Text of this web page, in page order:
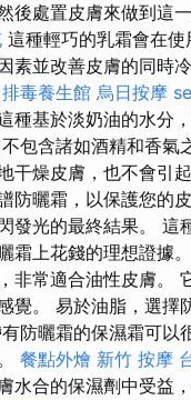
後處置皮膚來做到這
這種輕巧的乳霜會在
素並改善皮膚的同時
毒養生館 烏日按摩
種基於淡奶油的水分
包含諸如酒精和香氣
干燥皮膚，也不會引
防曬霜，以保護您的
發光的最終結果。 這
霜上花錢的理想證據
非常適合油性皮膚。
覺。 易於油脂，選擇
防曬霜的保濕霜可以
餐點外燴 新竹 按摩
水合的保濕劑中受益